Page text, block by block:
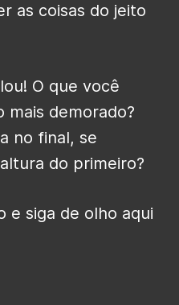
as coisas do jeito
O que você
mais demorado?
no final, se
do primeiro?
e siga de olho aqui